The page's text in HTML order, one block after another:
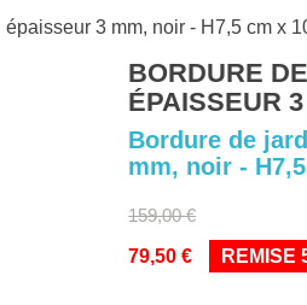
3 mm, noir - H7,5 cm x
BORDURE
ÉPAISSEUR
Bordure de
mm, noir -
159,00 €
79,50 €
REMISE